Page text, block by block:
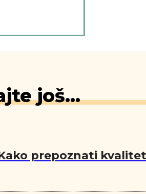
još...
prepoznati